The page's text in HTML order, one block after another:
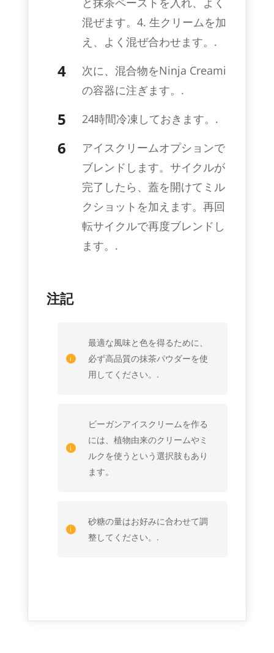
混ぜます。4. 生クリームを加
え、よく混ぜ合わせます。.
次に、混合物をNinja Creami
の容器に注ぎます。.
24時間冷凍しておきます。.
アイスクリームオプションで
ブレンドします。サイクルが
完了したら、蓋を開けてミル
クショットを加えます。再回
転サイクルで再度ブレンドし
ます。.
注記
最適な風味と色を得るために、
必ず高品質の抹茶パウダーを使
用してください。.
ビーガンアイスクリームを作る
には、植物由来のクリームやミ
ルクを使うという選択肢もあり
ます。
砂糖の量はお好みに合わせて調
整してください。.